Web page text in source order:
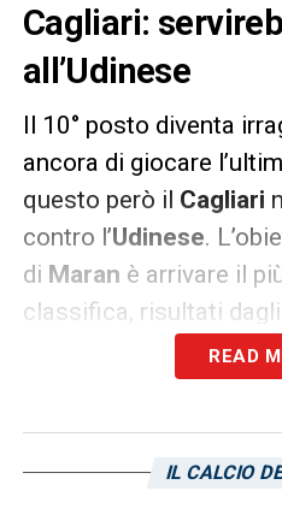
Cagliari:
all’Udinese
Il 10° posto diventa
ancora di giocare
questo però il Cagliari
contro l’Udinese.
di Maran è arrivare il
classifica, risultati
permettendo, dice che
massimo undicesimi.
ieri in extremis del
READ
IL CALCIO